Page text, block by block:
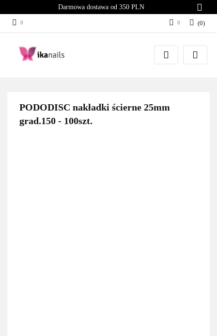
Darmowa dostawa od 350 PLN
Zaloguj się
Załóż konto
(0)
PODODISC nakładki ścierne 25mm
grad.150 - 100szt.